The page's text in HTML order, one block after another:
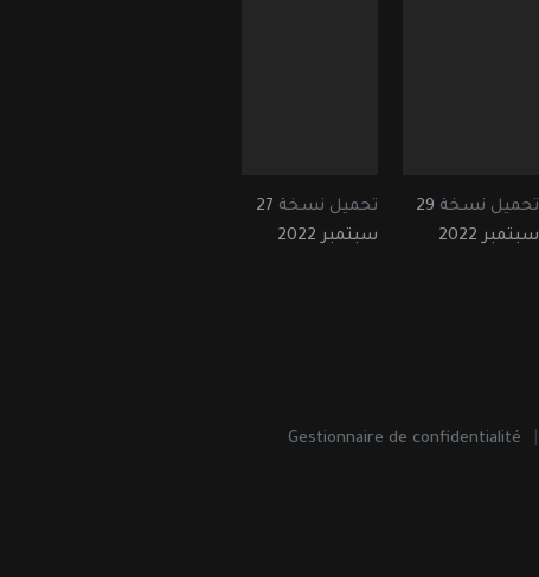
تحميل نسخة 29
سبتمبر 2022
تحميل نسخة 27
سبتمبر 2022
Gestionnaire de confidentialité